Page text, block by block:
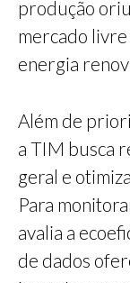
produção
mercado
energia
Além de
a TIM busca
geral e
Para
avalia a
de dados